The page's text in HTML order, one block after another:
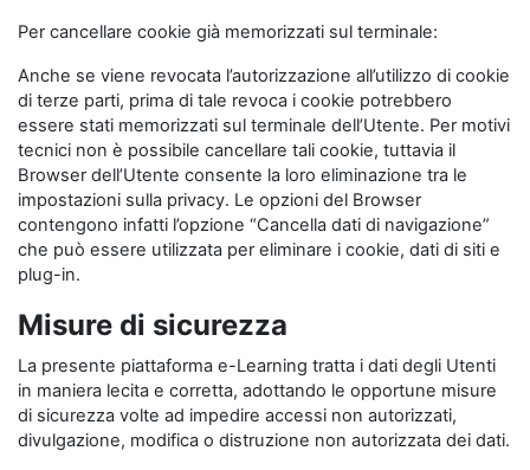
Per cancellare cookie già memorizzati sul terminale:
Anche se viene revocata l’autorizzazione all’utilizzo di cookie
di terze parti, prima di tale revoca i cookie potrebbero
essere stati memorizzati sul terminale dell’Utente. Per motivi
tecnici non è possibile cancellare tali cookie, tuttavia il
Browser dell’Utente consente la loro eliminazione tra le
impostazioni sulla privacy. Le opzioni del Browser
contengono infatti l’opzione “Cancella dati di navigazione”
che può essere utilizzata per eliminare i cookie, dati di siti e
plug-in.
Misure di sicurezza
La presente piattaforma e-Learning tratta i dati degli Utenti
in maniera lecita e corretta, adottando le opportune misure
di sicurezza volte ad impedire accessi non autorizzati,
divulgazione, modifica o distruzione non autorizzata dei dati.